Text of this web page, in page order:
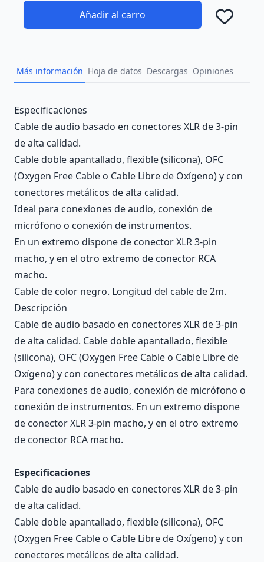
Añadir al carro
Más información Hoja de datos Descargas Opiniones
Description
Especificaciones
Cable de audio basado en conectores XLR de 3-pin
de alta calidad.
Cable doble apantallado, flexible (silicona), OFC
(Oxygen Free Cable o Cable Libre de Oxígeno) y con
conectores metálicos de alta calidad.
Ideal para conexiones de audio, conexión de
micrófono o conexión de instrumentos.
En un extremo dispone de conector XLR 3-pin
macho, y en el otro extremo de conector RCA
macho.
Cable de color negro. Longitud del cable de 2m.
Descripción
Cable de audio basado en conectores XLR de 3-pin
de alta calidad. Cable doble apantallado, flexible
(silicona), OFC (Oxygen Free Cable o Cable Libre de
Oxígeno) y con conectores metálicos de alta calidad.
Para conexiones de audio, conexión de micrófono o
conexión de instrumentos. En un extremo dispone
de conector XLR 3-pin macho, y en el otro extremo
de conector RCA macho.
Especificaciones
Cable de audio basado en conectores XLR de 3-pin
de alta calidad.
Cable doble apantallado, flexible (silicona), OFC
(Oxygen Free Cable o Cable Libre de Oxígeno) y con
conectores metálicos de alta calidad.